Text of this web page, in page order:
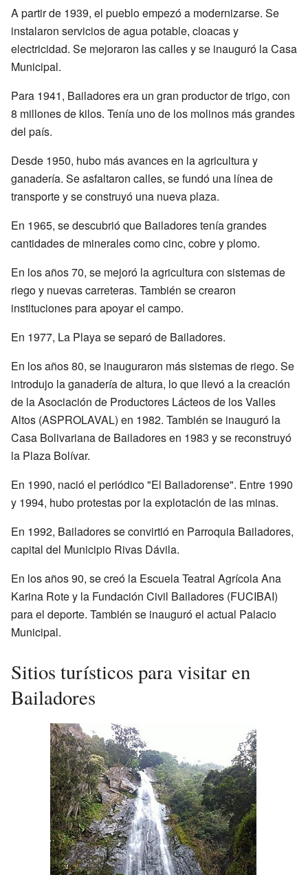
A partir de 1939, el pueblo empezó a modernizarse. Se
instalaron servicios de agua potable, cloacas y
electricidad. Se mejoraron las calles y se inauguró la Casa
Municipal.
Para 1941, Bailadores era un gran productor de trigo, con
8 millones de kilos. Tenía uno de los molinos más grandes
del país.
Desde 1950, hubo más avances en la agricultura y
ganadería. Se asfaltaron calles, se fundó una línea de
transporte y se construyó una nueva plaza.
En 1965, se descubrió que Bailadores tenía grandes
cantidades de minerales como cinc, cobre y plomo.
En los años 70, se mejoró la agricultura con sistemas de
riego y nuevas carreteras. También se crearon
instituciones para apoyar el campo.
En 1977, La Playa se separó de Bailadores.
En los años 80, se inauguraron más sistemas de riego. Se
introdujo la ganadería de altura, lo que llevó a la creación
de la Asociación de Productores Lácteos de los Valles
Altos (ASPROLAVAL) en 1982. También se inauguró la
Casa Bolivariana de Bailadores en 1983 y se reconstruyó
la Plaza Bolívar.
En 1990, nació el periódico "El Bailadorense". Entre 1990
y 1994, hubo protestas por la explotación de las minas.
En 1992, Bailadores se convirtió en Parroquia Bailadores,
capital del Municipio Rivas Dávila.
En los años 90, se creó la Escuela Teatral Agrícola Ana
Karina Rote y la Fundación Civil Bailadores (FUCIBAI)
para el deporte. También se inauguró el actual Palacio
Municipal.
Sitios turísticos para visitar en
Bailadores